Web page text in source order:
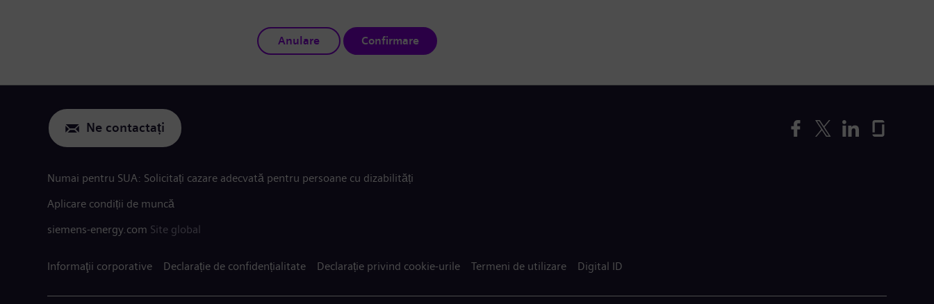
Anulare Confirmare
Ne contactați
Numai pentru SUA: Solicitați cazare adecvată pentru persoane cu dizabilități
Aplicare condiții de muncă
siemens-energy.com Site global
Informaţii corporative Declarație de confidențialitate Declarație privind cookie-urile Termeni de utilizare Digital ID